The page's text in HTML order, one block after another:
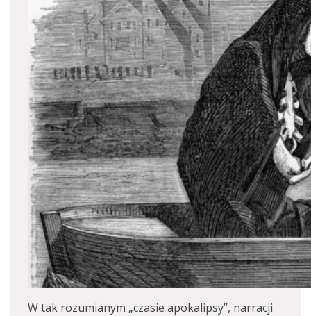
W tak rozumianym „czasie apokalipsy”, narracji